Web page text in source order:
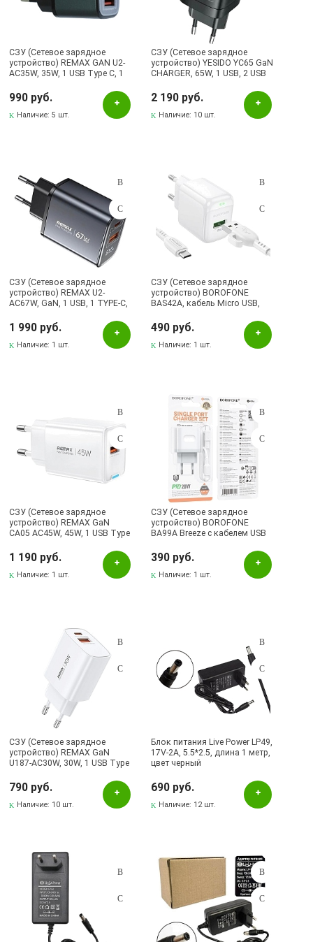
СЗУ (Сетевое зарядное
устройство) REMAX GAN U2-
AC35W, 35W, 1 USB Type C, 1
черный
990 руб.
Наличие:5 шт.
СЗУ (Сетевое зарядное
устройство) YESIDO YC65 GaN
CHARGER, 65W, 1 USB, 2 USB
2 190 руб.
Наличие: 10 шт.
СЗУ (Сетевое зарядное
устройство) REMAX U2-
AC67W, GaN, 1 USB, 1 TYPE-C,
мощности заряда, цвет
графитовый
1 990 руб.
Наличие: 1 шт.
СЗУ (Сетевое зарядное
устройство) BOROFONE
BAS42A, кабель Micro USB,
490 руб.
Наличие: 1 шт.
СЗУ (Сетевое зарядное
устройство) REMAX GaN
CA05 AC45W, 45W, 1 USB Type
1 190 руб.
Наличие: 1 шт.
СЗУ (Сетевое зарядное
устройство) BOROFONE
BA99A Breeze с кабелем USB
PD20W, 1 USB Type C, длина 1
метр, цвет белый
390 руб.
Наличие: 1 шт.
СЗУ (Сетевое зарядное
устройство) REMAX GaN
U187-AC30W, 30W, 1 USB Type
790 руб.
Наличие: 10 шт.
Блок питания Live Power LP49,
17V-2A, 5.5*2.5, длина 1 метр,
цвет черный
690 руб.
Наличие: 12 шт.